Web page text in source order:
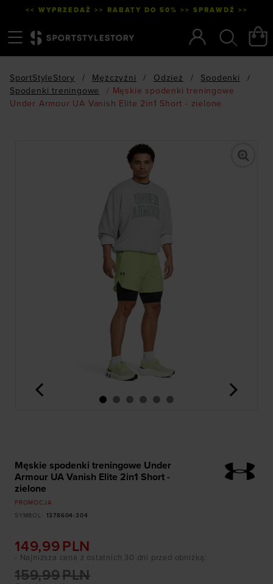
<< WYPRZEDAŻ >> RABATY DO 50% >> SPRAWDŹ >>
SportStyleStory / Mężczyźni / Odzież / Spodenki
/
Spodenki treningowe
/ Męskie spodenki treningowe
Under Armour UA Vanish Elite 2in1 Short - zielone
<
Męskie spodenki treningowe Under
Armour UA Vanish Elite 2in1 Short -
zielone
PROMOCJA
SYMBOL
1378604-304
149,99 PLN
159,99PLN
- Najniższa cena z ostatnich 30 dni przed obniżką: